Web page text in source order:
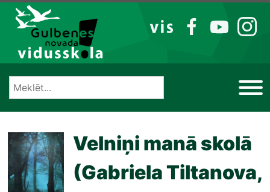
Izlaist
VIS
FB YT IG
Velniņi manā skolā
(Gabriela Tiltanova,